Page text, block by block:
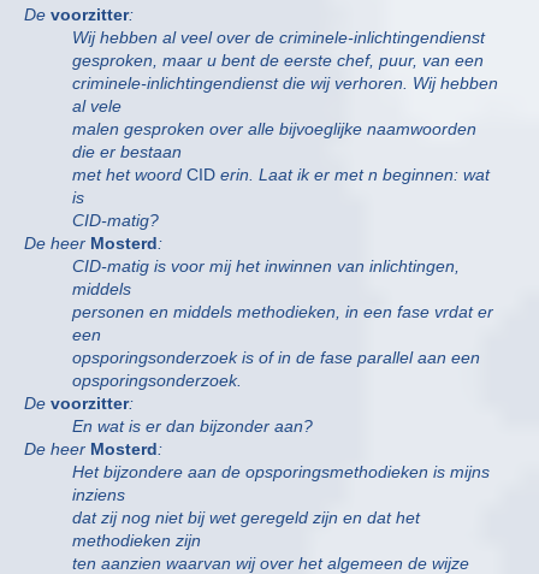
De voorzitter:
Wij hebben al veel over de criminele-inlichtingendienst
gesproken, maar u bent de eerste chef, puur, van een
criminele-inlichtingendienst die wij verhoren. Wij hebben
al vele
malen gesproken over alle bijvoeglijke naamwoorden
die er bestaan
met het woord CID erin. Laat ik er met n beginnen: wat
is
CID-matig?
De heer Mosterd:
CID-matig is voor mij het inwinnen van inlichtingen,
middels
personen en middels methodieken, in een fase vrdat er
een
opsporingsonderzoek is of in de fase parallel aan een
opsporingsonderzoek.
De voorzitter:
En wat is er dan bijzonder aan?
De heer Mosterd:
Het bijzondere aan de opsporingsmethodieken is mijns
inziens
dat zij nog niet bij wet geregeld zijn en dat het
methodieken zijn
ten aanzien waarvan wij over het algemeen de wijze